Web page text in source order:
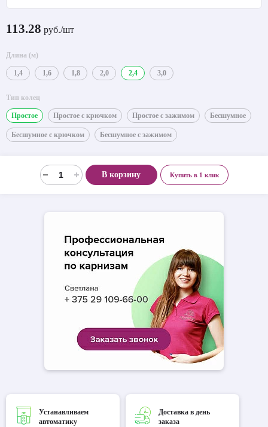
113.28 руб./шт
Длина (м)
1,4 1,6 1,8 2,0 2,4 3,0
Тип колец
Простое Простое с крючком Простое с зажимом Бесшумное
Бесшумное с крючком Бесшумное с зажимом
В корзину Купить в 1 клик
Устанавливаем
автоматику
Доставка в день
заказа